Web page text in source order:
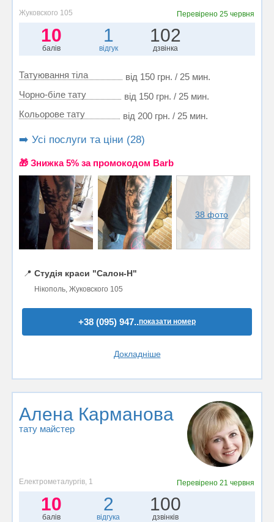
Жуковского 105 Перевірено25 червня
10
балів
1
відгук
102
дзвінка
Татуювання тіла
від 150 грн. / 25 мин.
Чорно-біле тату
від 150 грн. / 25 мин.
Кольорове тату
від 200 грн. / 25 мин.
➡️ Усі послуги та ціни (28)
🎁 Знижка 5% за промокодом Barb
38 фото
📍 Студія краси "Салон-Н"
Нікополь, Жуковского 105
+38 (095) 947..показати номер
Докладніше
Алена Карманова
тату майстер
Електрометалургів, 1 Перевірено21 червня
10
балів
2
відгука
100
дзвінків